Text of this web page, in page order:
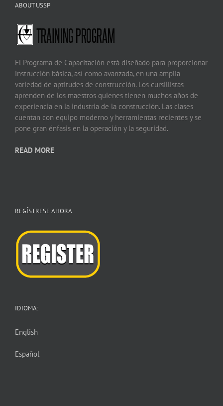
ABOUT USSP
El Programa de Capacitación está diseñado para proporcionar
instrucción básica, así como avanzada, en una amplia
variedad de aptitudes de construcción. Los cursillistas
aprenden de los maestros quienes tienen muchos años de
experiencia en la industria de la construcción. Las clases
cuentan con equipo moderno y herramientas recientes y se
pone gran énfasis en la operación y la seguridad.
READ MORE
REGÍSTRESE AHORA
IDIOMA:
English
Español